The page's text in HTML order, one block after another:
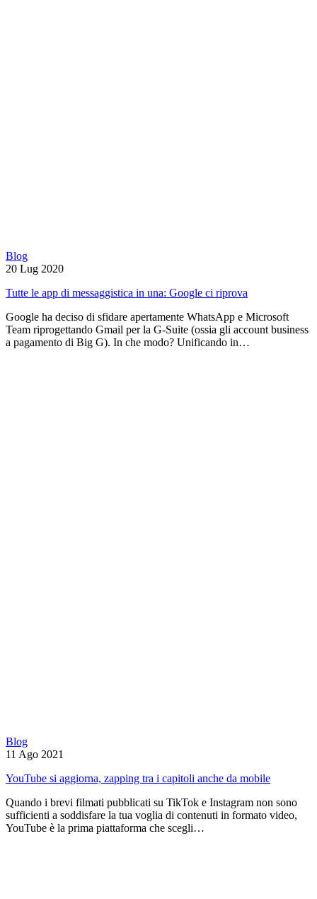
Blog
20 Lug 2020
Tutte le app di messaggistica in una: Google ci riprova
Google ha deciso di sfidare apertamente WhatsApp e Microsoft
Team riprogettando Gmail per la G-Suite (ossia gli account business
a pagamento di Big G). In che modo? Unificando in…
Blog
11 Ago 2021
YouTube si aggiorna, zapping tra i capitoli anche da mobile
Quando i brevi filmati pubblicati su TikTok e Instagram non sono
sufficienti a soddisfare la tua voglia di contenuti in formato video,
YouTube è la prima piattaforma che scegli…